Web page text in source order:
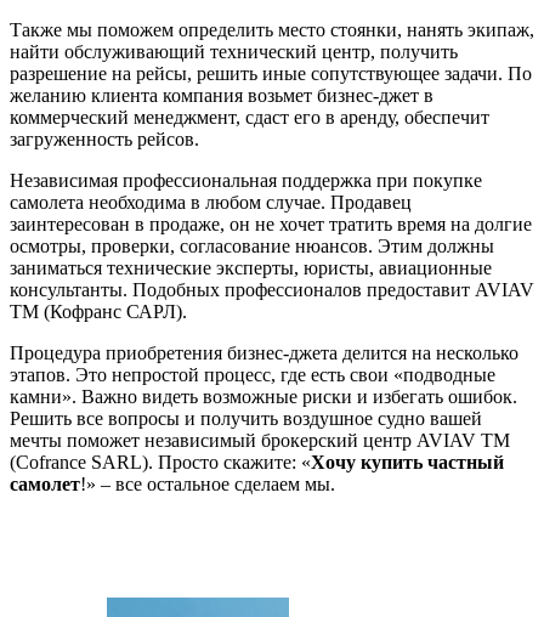
Также мы поможем определить место стоянки, нанять экипаж,
найти обслуживающий технический центр, получить
разрешение на рейсы, решить иные сопутствующее задачи. По
желанию клиента компания возьмет бизнес-джет в
коммерческий менеджмент, сдаст его в аренду, обеспечит
загруженность рейсов.
Независимая профессиональная поддержка при покупке
самолета необходима в любом случае. Продавец
заинтересован в продаже, он не хочет тратить время на долгие
осмотры, проверки, согласование нюансов. Этим должны
заниматься технические эксперты, юристы, авиационные
консультанты. Подобных профессионалов предоставит AVIAV
TM (Кофранс САРЛ).
Процедура приобретения бизнес-джета делится на несколько
этапов. Это непростой процесс, где есть свои «подводные
камни». Важно видеть возможные риски и избегать ошибок.
Решить все вопросы и получить воздушное судно вашей
мечты поможет независимый брокерский центр AVIAV TM
(Cofrance SARL). Просто скажите: «Хочу купить частный
самолет!» – все остальное сделаем мы.